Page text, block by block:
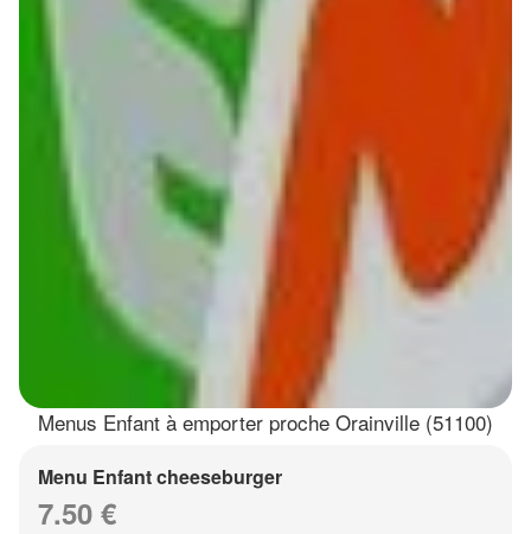
Menus Enfant à emporter proche Orainville (51100)
Menu Enfant cheeseburger
7.50 €